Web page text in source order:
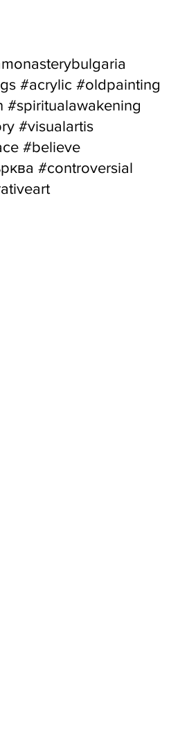
#acrylic #oldpainting
#spiritualawakening
#visualartis
#believe
#controversial